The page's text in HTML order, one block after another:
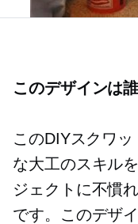
このデザインは
このDIYスクワ
な大工のスキル
ジェクトに不慣
です。このデザ